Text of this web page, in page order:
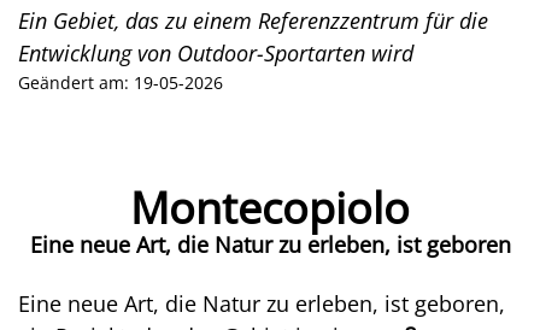
Ein Gebiet, das zu einem Referenzzentrum für die
Entwicklung von Outdoor-Sportarten wird
Geändert am: 19-05-2026
Montecopiolo
Eine neue Art, die Natur zu erleben, ist geboren
Eine neue Art, die Natur zu erleben, ist geboren,